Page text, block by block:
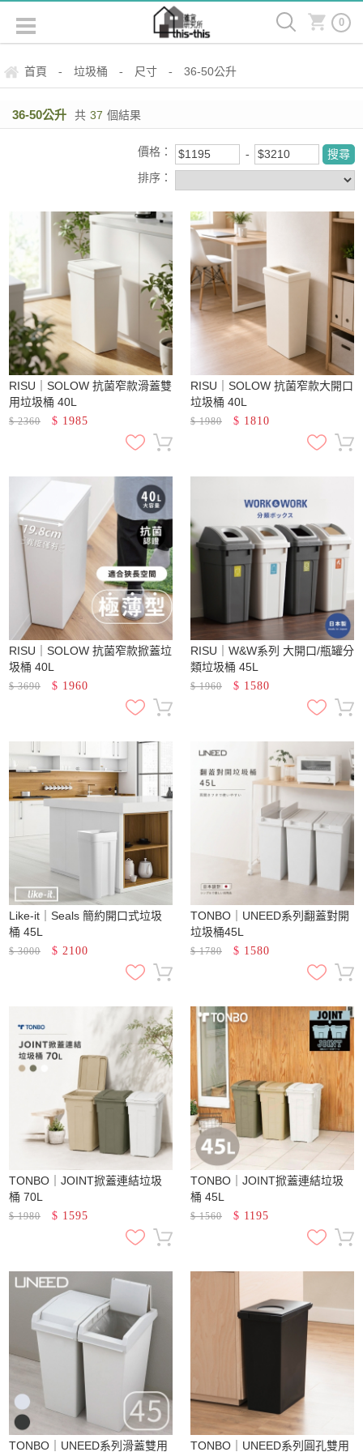
0
首頁 - 垃圾桶 - 尺寸 - 36-50公升
36-50公升 共 37 個結果
價格：
排序：
RISU｜SOLOW 抗菌窄款滑蓋雙
用垃圾桶 40L
$2360 $ 1985
RISU｜SOLOW 抗菌窄款大開口
垃圾桶 40L
$1980 $ 1810
RISU｜SOLOW 抗菌窄款掀蓋垃
圾桶 40L
$3690 $ 1960
RISU｜W&W系列 大開口/瓶罐分
類垃圾桶 45L
$1960 $ 1580
Like-it｜Seals 簡約開口式垃圾
桶 45L
$3000 $ 2100
TONBO｜UNEED系列翻蓋對開
垃圾桶45L
$1780 $ 1580
TONBO｜JOINT掀蓋連結垃圾
桶 70L
$1980 $ 1595
TONBO｜JOINT掀蓋連結垃圾
桶 45L
$1560 $ 1195
TONBO｜UNEED系列滑蓋雙用 TONBO｜UNEED系列圓孔雙用